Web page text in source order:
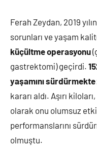
Ferah Zeydan, 2019
sorunları ve yaşam
küçültme operasyonu
gastrektomi) geçirdi.
yaşamını
kararı aldı. Aşırı
olarak onu olumsuz
performanslarını
olmuştu.